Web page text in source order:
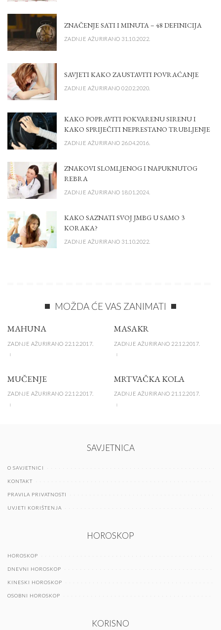
ZNAČENJE SATI I MINUTA – 48 DEFINICIJA
ZADNJE AŽURIRANO 31.10.2022.
SAVJETI KAKO ZAUSTAVITI POVRAĆANJE
ZADNJE AŽURIRANO 02.02.2020.
KAKO POPRAVITI POKVARENU SIRENU I
KAKO SPRIJEČITI NEPRESTANO TRUBLJENJE
ZADNJE AŽURIRANO 26.04.2016.
ZNAKOVI SLOMLJENOG I NAPUKNUTOG
REBRA
ZADNJE AŽURIRANO 18.01.2024.
KAKO SAZNATI SVOJ JMBG U SAMO 3
KORAKA?
ZADNJE AŽURIRANO 31.10.2022.
MOŽDA ĆE VAS ZANIMATI
MAHUNA
ZADNJE AŽURIRANO 22.12.2017.
MASAKR
ZADNJE AŽURIRANO 22.12.2017.
MUČENJE
ZADNJE AŽURIRANO 22.12.2017.
MRTVAČKA KOLA
ZADNJE AŽURIRANO 21.12.2017.
SAVJETNICA
O SAVJETNICI
KONTAKT
PRAVILA PRIVATNOSTI
UVJETI KORIŠTENJA
HOROSKOP
HOROSKOP
DNEVNI HOROSKOP
KINESKI HOROSKOP
OSOBNI HOROSKOP
KORISNO